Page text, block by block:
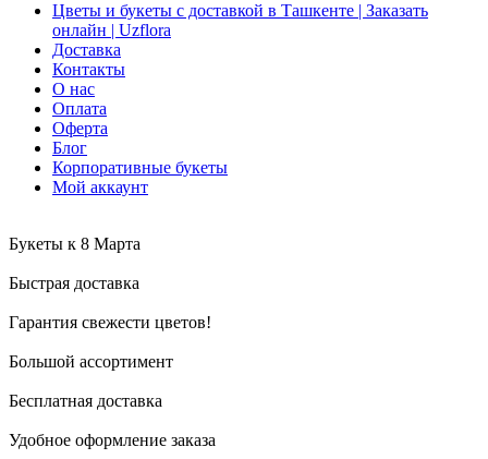
Цветы и букеты с доставкой в Ташкенте | Заказать
онлайн | Uzflora
Доставка
Контакты
О нас
Оплата
Оферта
Блог
Корпоративные букеты
Мой аккаунт
Букеты к 8 Марта
Быстрая доставка
Гарантия свежести цветов!
Большой ассортимент
Бесплатная доставка
Удобное оформление заказа